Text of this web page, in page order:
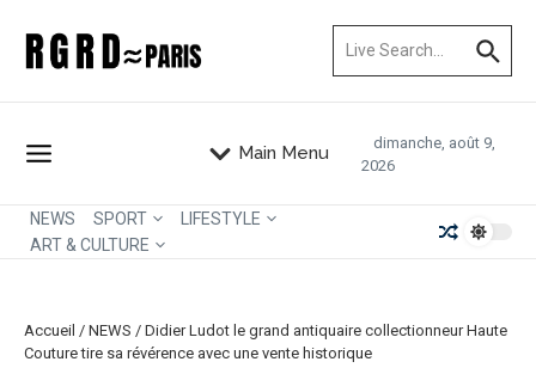
Main Menu
dimanche, août 9,
2026
NEWS SPORT
LIFESTYLE
ART & CULTURE
Accueil / NEWS / Didier Ludot le grand antiquaire collectionneur Haute
Couture tire sa révérence avec une vente historique